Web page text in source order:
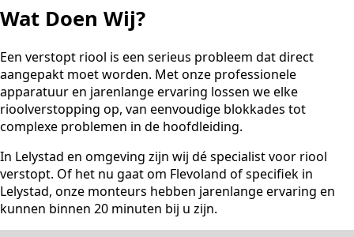
Wat Doen Wij?
Een verstopt riool is een serieus probleem dat direct
aangepakt moet worden. Met onze professionele
apparatuur en jarenlange ervaring lossen we elke
rioolverstopping op, van eenvoudige blokkades tot
complexe problemen in de hoofdleiding.
In Lelystad en omgeving zijn wij dé specialist voor riool
verstopt. Of het nu gaat om Flevoland of specifiek in
Lelystad, onze monteurs hebben jarenlange ervaring en
kunnen binnen 20 minuten bij u zijn.